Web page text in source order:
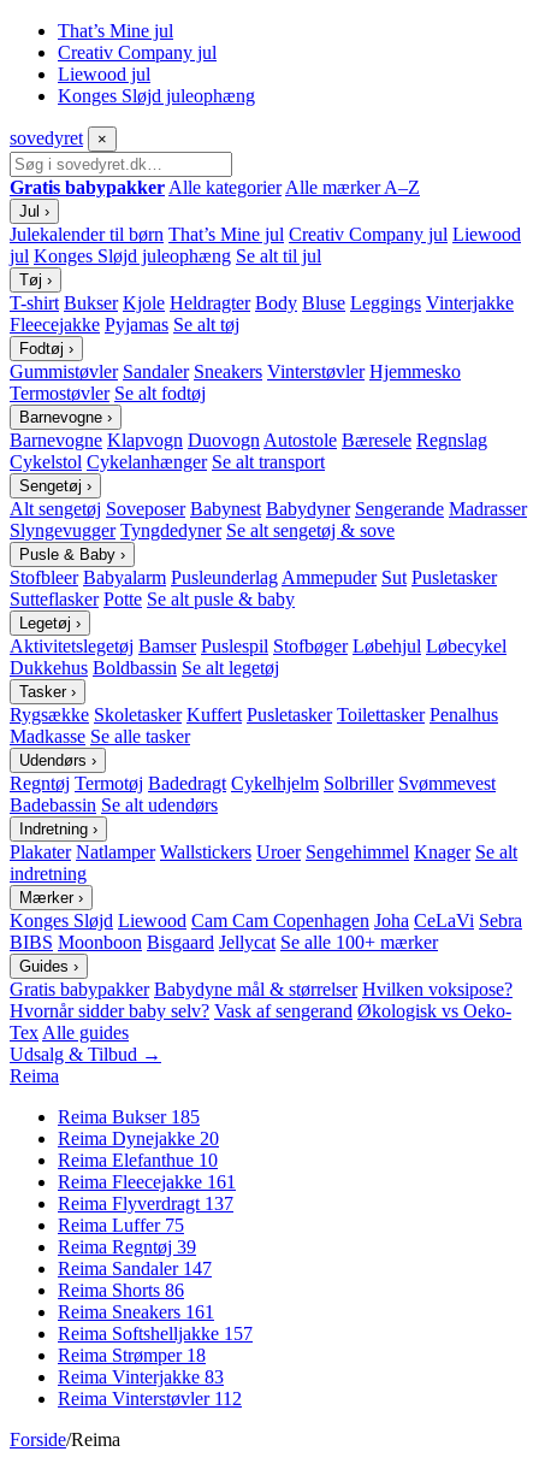
That’s Mine jul
Creativ Company jul
Liewood jul
Konges Sløjd juleophæng
sovedyret ×
Gratis babypakker Alle kategorier Alle mærker A–Z
Jul ›
Julekalender til børn That’s Mine jul Creativ Company jul Liewood
jul Konges Sløjd juleophæng Se alt til jul
Tøj ›
T-shirt Bukser Kjole Heldragter Body Bluse Leggings Vinterjakke
Fleecejakke Pyjamas Se alt tøj
Fodtøj ›
Gummistøvler Sandaler Sneakers Vinterstøvler Hjemmesko
Termostøvler Se alt fodtøj
Barnevogne ›
Barnevogne Klapvogn Duovogn Autostole Bæresele Regnslag
Cykelstol Cykelanhænger Se alt transport
Sengetøj ›
Alt sengetøj Soveposer Babynest Babydyner Sengerande Madrasser
Slyngevugger Tyngdedyner Se alt sengetøj & sove
Pusle & Baby ›
Stofbleer Babyalarm Pusleunderlag Ammepuder Sut Pusletasker
Sutteflasker Potte Se alt pusle & baby
Legetøj ›
Aktivitetslegetøj Bamser Puslespil Stofbøger Løbehjul Løbecykel
Dukkehus Boldbassin Se alt legetøj
Tasker ›
Rygsække Skoletasker Kuffert Pusletasker Toilettasker Penalhus
Madkasse Se alle tasker
Udendørs ›
Regntøj Termotøj Badedragt Cykelhjelm Solbriller Svømmevest
Badebassin Se alt udendørs
Indretning ›
Plakater Natlamper Wallstickers Uroer Sengehimmel Knager Se alt
indretning
Mærker ›
Konges Sløjd Liewood Cam Cam Copenhagen Joha CeLaVi Sebra
BIBS Moonboon Bisgaard Jellycat Se alle 100+ mærker
Guides ›
Gratis babypakker Babydyne mål & størrelser Hvilken voksipose?
Hvornår sidder baby selv? Vask af sengerand Økologisk vs Oeko-
Tex Alle guides
Udsalg & Tilbud →
Reima
Reima Bukser 185
Reima Dynejakke 20
Reima Elefanthue 10
Reima Fleecejakke 161
Reima Flyverdragt 137
Reima Luffer 75
Reima Regntøj 39
Reima Sandaler 147
Reima Shorts 86
Reima Sneakers 161
Reima Softshelljakke 157
Reima Strømper 18
Reima Vinterjakke 83
Reima Vinterstøvler 112
Forside/Reima